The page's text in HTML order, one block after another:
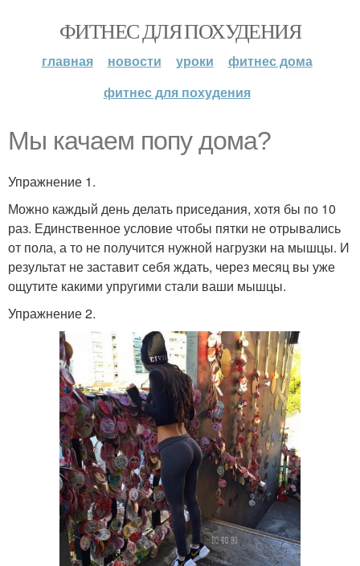
ФИТНЕС ДЛЯ ПОХУДЕНИЯ
главная новости уроки
фитнес дома
фитнес для похудения
Мы качаем попу дома?
Упражнение 1.
Можно каждый день делать приседания, хотя бы по 10
раз. Единственное условие чтобы пятки не отрывались
от пола, а то не получится нужной нагрузки на мышцы. И
результат не заставит себя ждать, через месяц вы уже
ощутите какими упругими стали ваши мышцы.
Упражнение 2.